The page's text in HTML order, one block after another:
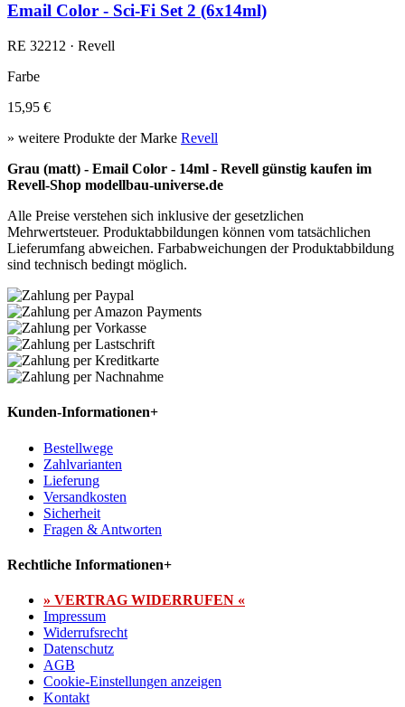
Email Color - Sci-Fi Set 2 (6x14ml)
RE 32212 · Revell
Farbe
15,95 €
» weitere Produkte der Marke Revell
Grau (matt) - Email Color - 14ml - Revell günstig kaufen im
Revell-Shop modellbau-universe.de
Alle Preise verstehen sich inklusive der gesetzlichen
Mehrwertsteuer. Produktabbildungen können vom tatsächlichen
Lieferumfang abweichen. Farbabweichungen der Produktabbildung
sind technisch bedingt möglich.
Kunden-Informationen+
Bestellwege
Zahlvarianten
Lieferung
Versandkosten
Sicherheit
Fragen & Antworten
Rechtliche Informationen+
» VERTRAG WIDERRUFEN «
Impressum
Widerrufsrecht
Datenschutz
AGB
Cookie-Einstellungen anzeigen
Kontakt